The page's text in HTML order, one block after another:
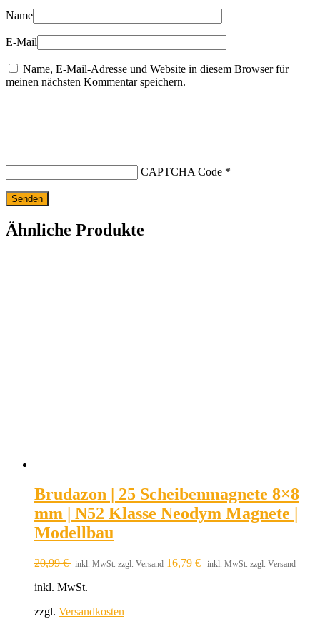
Name
E-Mail
Name, E-Mail-Adresse und Website in diesem Browser für
meinen nächsten Kommentar speichern.
CAPTCHA Code *
Ähnliche Produkte
Brudazon | 25 Scheibenmagnete 8×8
mm | N52 Klasse Neodym Magnete |
Modellbau
20,99€ inkl. MwSt. zzgl. Versand 16,79 € inkl. MwSt. zzgl. Versand
inkl. MwSt.
zzgl. Versandkosten